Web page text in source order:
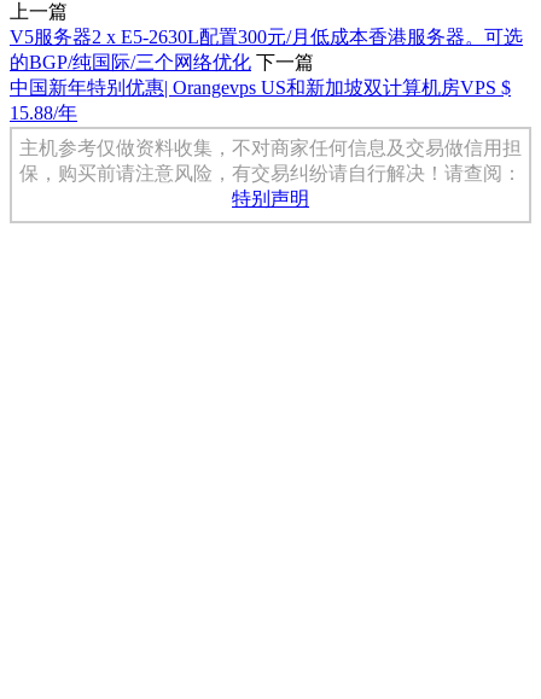
上一篇
V5服务器2 x E5-2630L配置300元/月低成本香港服务器。可选
的BGP/纯国际/三个网络优化 下一篇
中国新年特别优惠| Orangevps US和新加坡双计算机房VPS $
15.88/年
主机参考仅做资料收集，不对商家任何信息及交易做信用担
保，购买前请注意风险，有交易纠纷请自行解决！请查阅：
特别声明